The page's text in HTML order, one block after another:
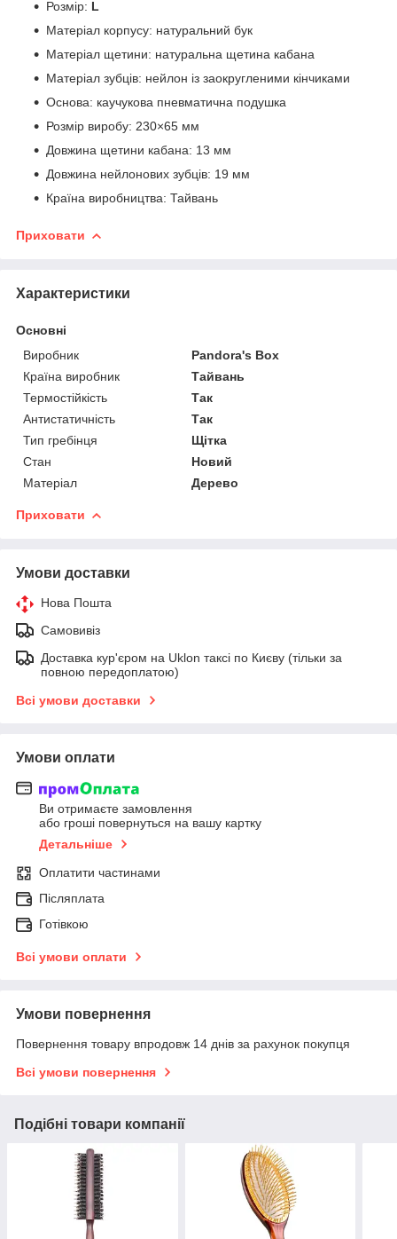
Розмір: L
Матеріал корпусу: натуральний бук
Матеріал щетини: натуральна щетина кабана
Матеріал зубців: нейлон із заокругленими кінчиками
Основа: каучукова пневматична подушка
Розмір виробу: 230×65 мм
Довжина щетини кабана: 13 мм
Довжина нейлонових зубців: 19 мм
Країна виробництва: Тайвань
Приховати
Характеристики
Основні
Виробник
Pandora's Box
Країна виробник
Тайвань
Термостійкість
Так
Антистатичність
Так
Тип гребінця
Щітка
Стан
Новий
Матеріал
Дерево
Приховати
Умови доставки
Нова Пошта
Самовивіз
Доставка кур'єром на Uklon таксі по Києву (тільки за
повною передоплатою)
Всі умови доставки
Умови оплати
Ви отримаєте замовлення
або гроші повернуться на вашу картку
Детальніше
Оплатити частинами
Післяплата
Готівкою
Всі умови оплати
Умови повернення
Повернення товару впродовж 14 днів за рахунок покупця
Всі умови повернення
Подібні товари компанії